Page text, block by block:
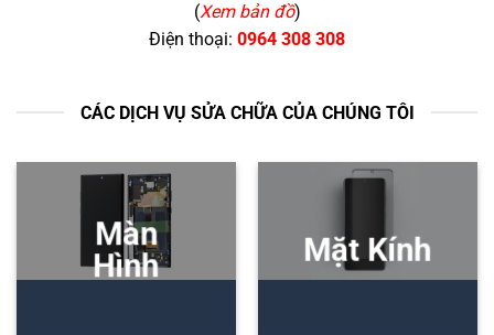
(Xem bản đồ)
Điện thoại: 0964 308 308
CÁC DỊCH VỤ SỬA CHỮA CỦA CHÚNG TÔI
Màn
Hình
Mặt Kính